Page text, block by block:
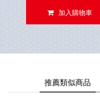
加入購物車
推薦類似商品